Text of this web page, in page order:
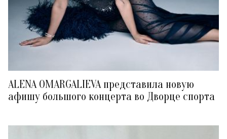
ALENA OMARGALIEVA представила новую
афишу большого концерта во Дворце спорта